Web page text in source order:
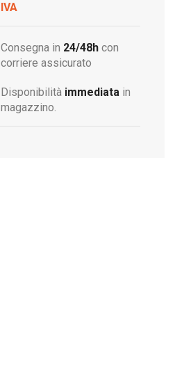
IVA
Consegna in 24/48h con
corriere assicurato
Disponibilità immediata in
magazzino.